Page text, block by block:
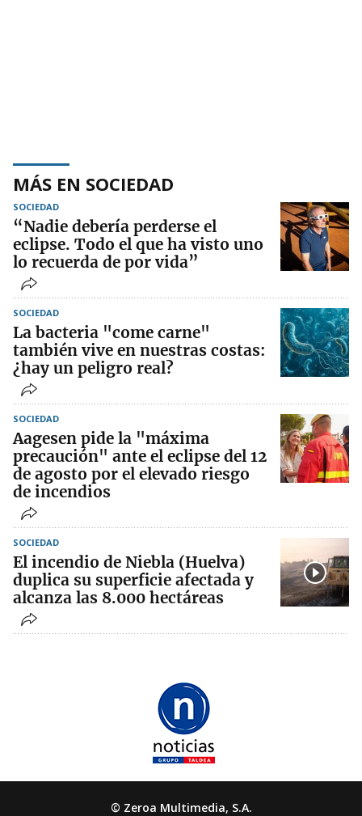
MÁS EN SOCIEDAD
SOCIEDAD
“Nadie debería perderse el
eclipse. Todo el que ha visto uno
lo recuerda de por vida”
SOCIEDAD
La bacteria "come carne"
también vive en nuestras costas:
¿hay un peligro real?
SOCIEDAD
Aagesen pide la "máxima
precaución" ante el eclipse del 12
de agosto por el elevado riesgo
de incendios
SOCIEDAD
El incendio de Niebla (Huelva)
duplica su superficie afectada y
alcanza las 8.000 hectáreas
© Zeroa Multimedia, S.A.